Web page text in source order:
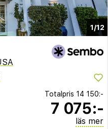
1/12
Totalpris 14 150:-
7 075:-
läs mer